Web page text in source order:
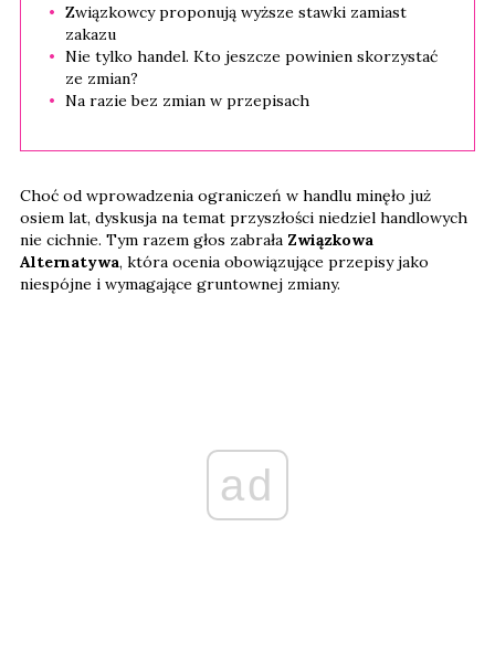
Związkowcy proponują wyższe stawki zamiast
zakazu
Nie tylko handel. Kto jeszcze powinien skorzystać
ze zmian?
Na razie bez zmian w przepisach
Choć od wprowadzenia ograniczeń w handlu minęło już
osiem lat, dyskusja na temat przyszłości niedziel handlowych
nie cichnie. Tym razem głos zabrała Związkowa
Alternatywa, która ocenia obowiązujące przepisy jako
niespójne i wymagające gruntownej zmiany.
ad